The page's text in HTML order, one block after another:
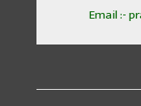
Email :-